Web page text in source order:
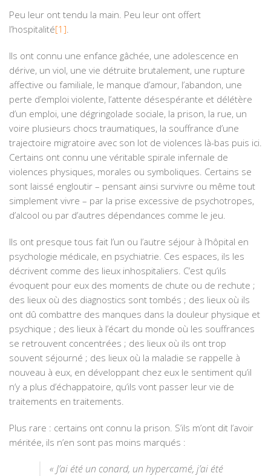
Peu leur ont tendu la main. Peu leur ont offert
l’hospitalité[1].
Ils ont connu une enfance gâchée, une adolescence en
dérive, un viol, une vie détruite brutalement, une rupture
affective ou familiale, le manque d’amour, l’abandon, une
perte d’emploi violente, l’attente désespérante et délétère
d’un emploi, une dégringolade sociale, la prison, la rue, un
voire plusieurs chocs traumatiques, la souffrance d’une
trajectoire migratoire avec son lot de violences là-bas puis ici.
Certains ont connu une véritable spirale infernale de
violences physiques, morales ou symboliques. Certains se
sont laissé engloutir – pensant ainsi survivre ou même tout
simplement vivre – par la prise excessive de psychotropes,
d’alcool ou par d’autres dépendances comme le jeu.
Ils ont presque tous fait l’un ou l’autre séjour à l’hôpital en
psychologie médicale, en psychiatrie. Ces espaces, ils les
décrivent comme des lieux inhospitaliers. C’est qu’ils
évoquent pour eux des moments de chute ou de rechute ;
des lieux où des diagnostics sont tombés ; des lieux où ils
ont dû combattre des manques dans la douleur physique et
psychique ; des lieux à l’écart du monde où les souffrances
se retrouvent concentrées ; des lieux où ils ont trop
souvent séjourné ; des lieux où la maladie se rappelle à
nouveau à eux, en développant chez eux le sentiment qu’il
n’y a plus d’échappatoire, qu’ils vont passer leur vie de
traitements en traitements.
Plus rare : certains ont connu la prison. S’ils m’ont dit l’avoir
méritée, ils n’en sont pas moins marqués :
« J’ai été un conard, un hypercamé, j’ai été